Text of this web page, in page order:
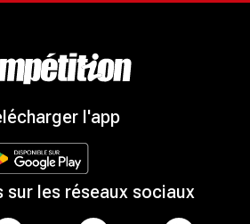
l'app
sur les réseaux sociaux